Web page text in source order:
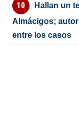
Hallan un
Almácigos;
entre los casos